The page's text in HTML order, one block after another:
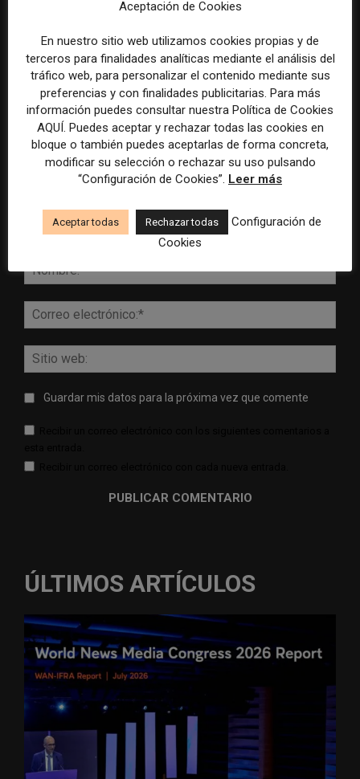
DEJA UNA RESPUESTA
Guardar mis datos para la próxima vez que comente
ÚLTIMOS ARTÍCULOS
Aceptación de Cookies
En nuestro sitio web utilizamos cookies propias y de
terceros para finalidades analíticas mediante el análisis del
tráfico web, para personalizar el contenido mediante sus
preferencias y con finalidades publicitarias. Para más
información puedes consultar nuestra Política de Cookies
AQUÍ. Puedes aceptar y rechazar todas las cookies en
bloque o también puedes aceptarlas de forma concreta,
modificar su selección o rechazar su uso pulsando
“Configuración de Cookies”. Leer más
Aceptar todas Rechazar todas
Configuración de
Cookies